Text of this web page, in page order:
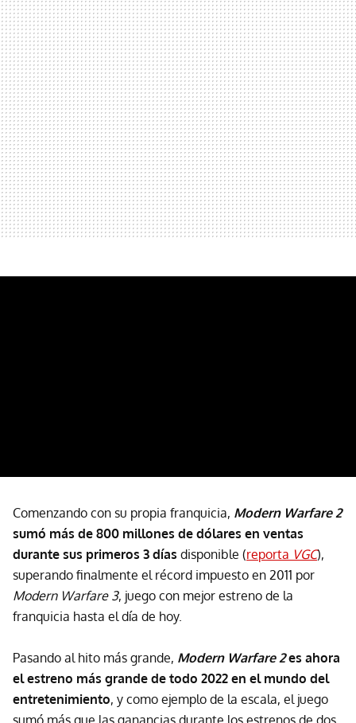
Comenzando con su propia franquicia, Modern Warfare 2
sumó más de 800 millones de dólares en ventas
durante sus primeros 3 días disponible (reporta VGC),
superando finalmente el récord impuesto en 2011 por
Modern Warfare 3, juego con mejor estreno de la
franquicia hasta el día de hoy.
Pasando al hito más grande, Modern Warfare 2es ahora
el estreno más grande de todo 2022 en el mundo del
entretenimiento, y como ejemplo de la escala, el juego
sumó más que las ganancias durante los estrenos de dos